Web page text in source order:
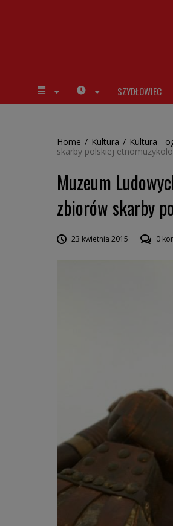
SZYDŁOWIEC
Home / Kultura / Kultura -
skarby polskiej
Muzeum
zbiorów skarby
23 kwietnia 2015 0